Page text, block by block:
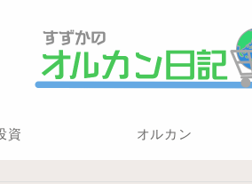
資 オルカン